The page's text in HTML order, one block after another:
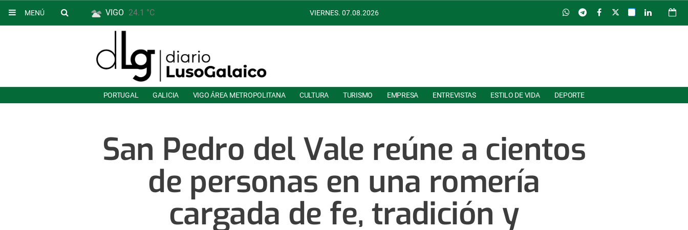
MENÚ VIGO 24.1 °C VIERNES. 07.08.2026
PORTUGAL GALICIA VIGO ÁREA METROPOLITANA CULTURA TURISMO EMPRESA ENTREVISTAS ESTILO DE VIDA DEPORTE
San Pedro del Vale reúne a cientos
de personas en una romería
cargada de fe, tradición y